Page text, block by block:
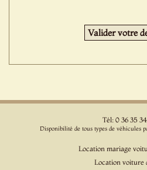
Tél: 0 36 35
Disponibilité de tous types de véhicules
Location mariage
Location voiture